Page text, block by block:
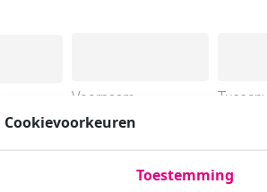
Voornaam
Cookievoorkeuren
Toestemming